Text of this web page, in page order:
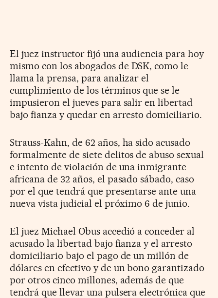
El juez instructor fijó una audiencia para hoy
mismo con los abogados de DSK, como le
llama la prensa, para analizar el
cumplimiento de los términos que se le
impusieron el jueves para salir en libertad
bajo fianza y quedar en arresto domiciliario.
Strauss-Kahn, de 62 años, ha sido acusado
formalmente de siete delitos de abuso sexual
e intento de violación de una inmigrante
africana de 32 años, el pasado sábado, caso
por el que tendrá que presentarse ante una
nueva vista judicial el próximo 6 de junio.
El juez Michael Obus accedió a conceder al
acusado la libertad bajo fianza y el arresto
domiciliario bajo el pago de un millón de
dólares en efectivo y de un bono garantizado
por otros cinco millones, además de que
tendrá que llevar una pulsera electrónica que